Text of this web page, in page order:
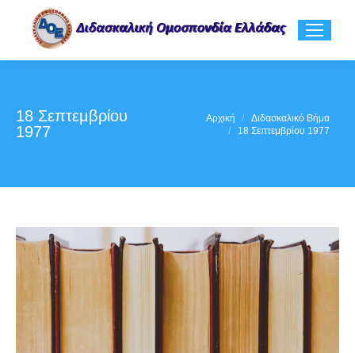
18 Σεπτεμβρίου
1977
Αρχική
Διδασκαλικό Βήμα
18 Σεπτεμβρίου 1977